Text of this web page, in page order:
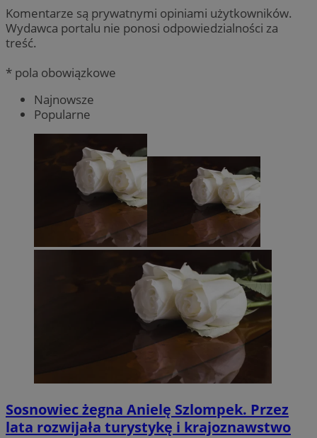
Komentarze są prywatnymi opiniami użytkowników.
Wydawca portalu nie ponosi odpowiedzialności za
treść.
* pola obowiązkowe
Najnowsze
Popularne
Sosnowiec żegna Anielę Szlompek. Przez
lata rozwijała turystykę i krajoznawstwo